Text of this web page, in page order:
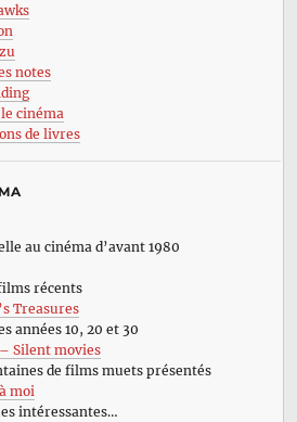
notes
cinéma
de livres
au cinéma d’avant 1980
récents
Treasures
années 10, 20 et 30
Silent movies
de films muets présentés
moi
intéressantes…